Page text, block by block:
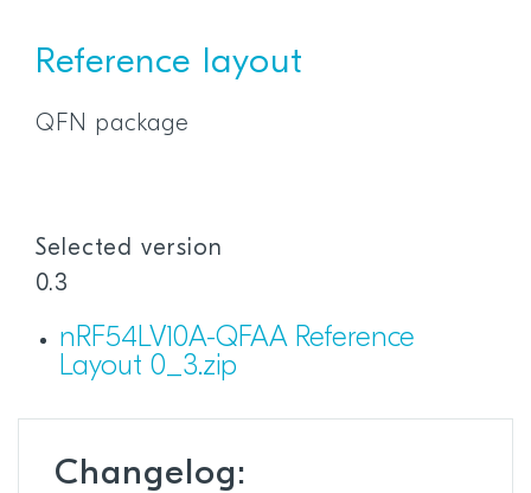
Reference layout
QFN package
Selected version
0.3
nRF54LV10A-QFAA Reference
Layout 0_3.zip
Changelog: